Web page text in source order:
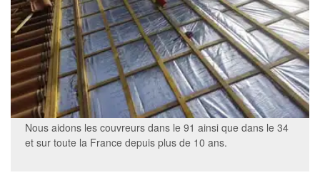
Nous aidons les couvreurs dans le 91 ainsi que dans le 34
et sur toute la France depuis plus de 10 ans.